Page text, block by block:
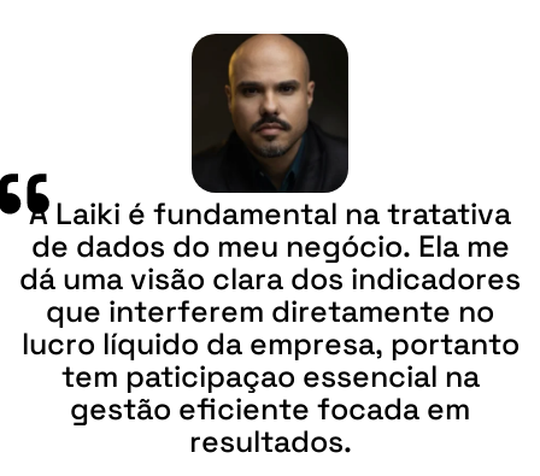
A Laiki é fundamental natratativa
de dados do meu negócio. Ela me
dá umavisão clara dos indicadores
que interferem diretamente no
lucro líquido da empresa, portanto
tem paticipaçao essencial na
gestão eficiente focada em
resultados.